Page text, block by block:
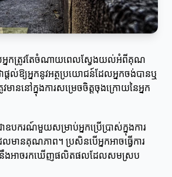
អ្នកត្រូវតែចំណាយពេលស្វែងយល់អំពីគុណ
ដល់ឱ្យអ្នកនូវអត្ថប្រយោជន៍ដែលអ្នកចង់បានឬ
វមាននៅក្នុងការសម្រេចចិត្តចុងក្រោយនៃអ្នក
បករណ៍មួយសម្រាប់អ្នកប្រើប្រាស់ក្នុងការ
ានគុណភាព។ ប្រសិនបើអ្នកអាចធ្វើការ
នឹងអាចរកឃើញផលិតផលដែលសមស្រប